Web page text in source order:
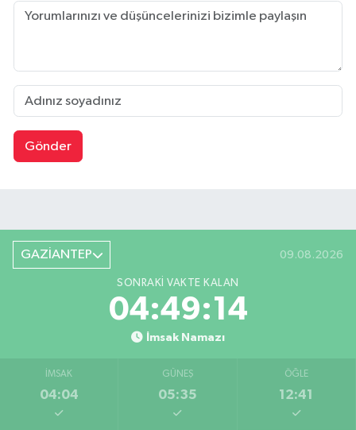
Gönder
GAZİANTEP 09.08.2026
SONRAKI VAKTE KALAN
04:49:13
İmsak Namazı
İMSAK
04:04
GÜNEŞ
05:35
ÖĞLE
12:41